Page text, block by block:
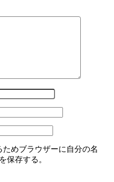
めブラウザーに自分の名
保存する。